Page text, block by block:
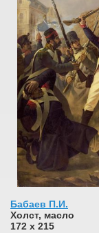
Бабаев П.И.
Холст, масло
172 х 215